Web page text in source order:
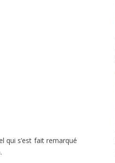
qui s’est fait remarqué